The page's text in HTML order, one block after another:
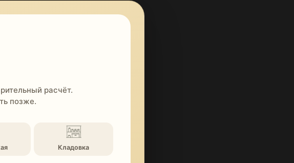
расчёт.
позже.
Кладовка